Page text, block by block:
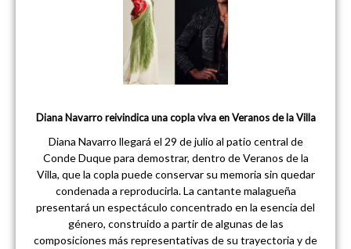
Diana Navarro reivindica una copla viva en Veranos de la Villa
Diana Navarro llegará el 29 de julio al patio central de
Conde Duque para demostrar, dentro de Veranos de la
Villa, que la copla puede conservar su memoria sin quedar
condenada a reproducirla. La cantante malagueña
presentará un espectáculo concentrado en la esencia del
género, construido a partir de algunas de las
composiciones más representativas de su trayectoria y de